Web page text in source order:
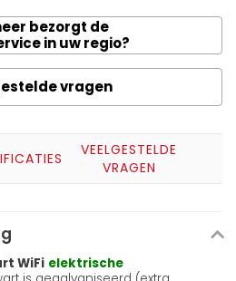
bezorgt de
in uw regio?
vragen
VEELGESTELDE
VRAGEN
WiFi elektrische